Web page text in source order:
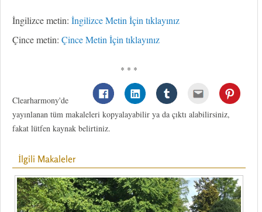
İngilizce metin: İngilizce Metin İçin tıklayınız
Çince metin: Çince Metin İçin tıklayınız
* * *
Clearharmony'de
yayınlanan tüm makaleleri kopyalayabilir ya da çıktı alabilirsiniz,
fakat lütfen kaynak belirtiniz.
İlgili Makaleler